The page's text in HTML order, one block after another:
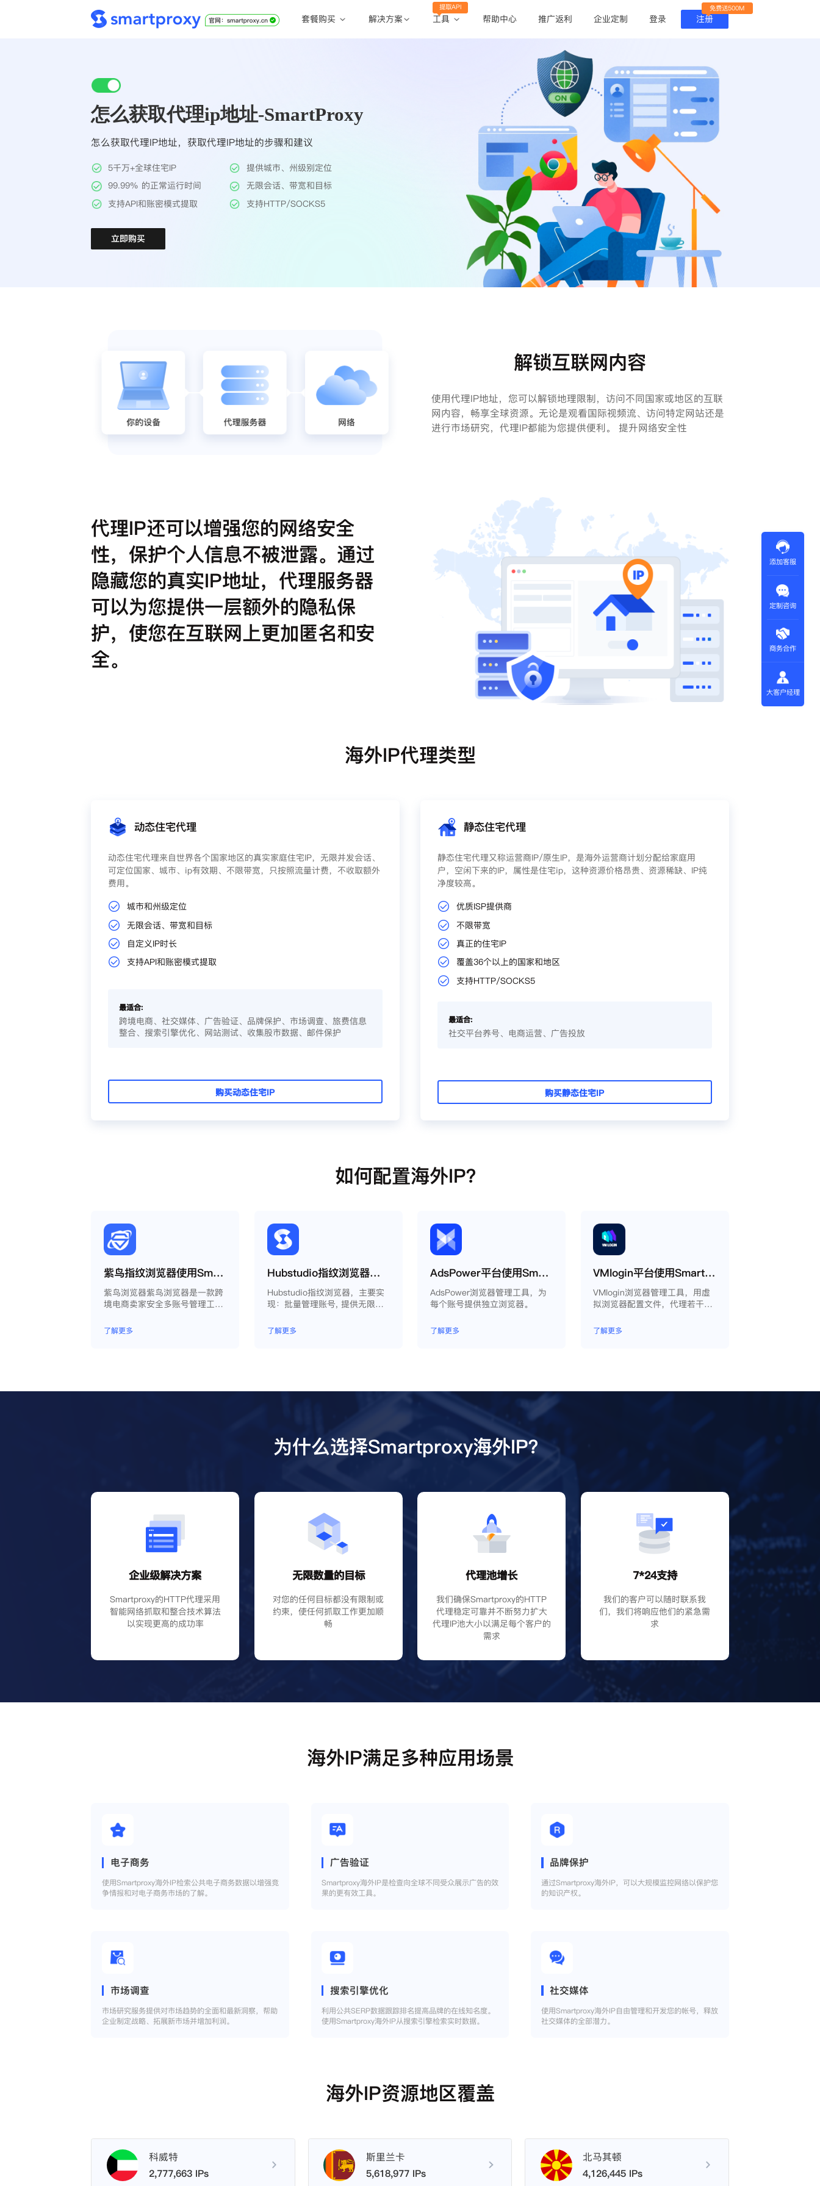
套餐购买 解决方案 工具
提取API
帮助中心 推广返利 企业定制 登录 注册
免费送500M
怎么获取代理ip地址-SmartProxy
怎么获取代理IP地址，获取代理IP地址的步骤和建议
5千万+全球住宅IP
提供城市、州级别定位
99.99% 的正常运行时间
无限会话、带宽和目标
支持API和账密模式提取
支持HTTP/SOCKS5
立即购买
解锁互联网内容
使用代理IP地址，您可以解锁地理限制，访问不同国家或地区的互联
网内容，畅享全球资源。无论是观看国际视频流、访问特定网站还是
进行市场研究，代理IP都能为您提供便利。 提升网络安全性
代理IP还可以增强您的网络安全
性，保护个人信息不被泄露。通过
隐藏您的真实IP地址，代理服务器
可以为您提供一层额外的隐私保
护，使您在互联网上更加匿名和安
全。
海外IP代理类型
动态住宅代理
动态住宅代理来自世界各个国家地区的真实家庭住宅IP，无限并发会话、
可定位国家、城市、ip有效期、不限带宽，只按照流量计费，不收取额外
费用。
城市和州级定位
无限会话、带宽和目标
自定义IP时长
支持API和账密模式提取
最适合:
跨境电商、社交媒体、广告验证、品牌保护、市场调查、旅费信息
整合、搜索引擎优化、网站测试、收集股市数据、邮件保护
购买动态住宅IP
静态住宅代理
静态住宅代理又称运营商IP/原生IP，是海外运营商计划分配给家庭用
户，空闲下来的IP，属性是住宅ip，这种资源价格昂贵、资源稀缺、IP纯
净度较高。
优质ISP提供商
不限带宽
真正的住宅IP
覆盖36个以上的国家和地区
支持HTTP/SOCKS5
最适合:
社交平台养号、电商运营、广告投放
购买静态住宅IP
如何配置海外IP？
紫鸟指纹浏览器使用Smartproxy教程
紫鸟浏览器紫鸟浏览器是一款跨
境电商卖家安全多账号管理工
了解更多
Hubstudio指纹浏览器使用Smartproxy教程
Hubstudio指纹浏览器，主要实
现：批量管理账号, 提供无限量
且提供自动化操作和团队协作功
能，能大力提高工作效率 。
了解更多
AdsPower平台使用Smartproxy教程
AdsPower浏览器管理工具，为
每个账号提供独立浏览器。
了解更多
VMlogin平台使用Smartproxy教程
VMlogin浏览器管理工具，用虚
拟浏览器配置文件，代理若干电
了解更多
为什么选择Smartproxy海外IP？
企业级解决方案
Smartproxy的HTTP代理采用
智能网络抓取和整合技术算法
以实现更高的成功率
无限数量的目标
对您的任何目标都没有限制或
约束，使任何抓取工作更加顺
畅
代理池增长
我们确保Smartproxy的HTTP
代理稳定可靠并不断努力扩大
代理IP池大小以满足每个客户的
需求
7*24支持
我们的客户可以随时联系我
们，我们将响应他们的紧急需
求
海外IP满足多种应用场景
电子商务
使用Smartproxy海外IP检索公共电子商务数据以增强竞
争情报和对电子商务市场的了解。
广告验证
Smartproxy海外IP是检查向全球不同受众展示广告的效
果的更有效工具。
品牌保护
通过Smartproxy海外IP，可以大规模监控网络以保护您
的知识产权。
市场调查
市场研究服务提供对市场趋势的全面和最新洞察，帮助
企业制定战略、拓展新市场并增加利润。
搜索引擎优化
利用公共SERP数据跟踪排名提高品牌的在线知名度。
使用Smartproxy海外IP从搜索引擎检索实时数据。
社交媒体
使用Smartproxy海外IP自由管理和开发您的帐号，释放
社交媒体的全部潜力。
海外IP资源地区覆盖
科威特
2,777,663 IPs
斯里兰卡
5,618,977 IPs
北马其顿
4,126,445 IPs
添加客服
定制咨询
商务合作
大客户经理